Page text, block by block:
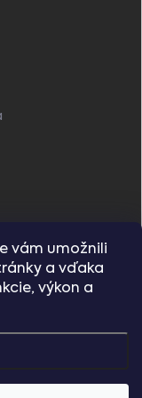
vám umožnili
a vďaka
výkon a